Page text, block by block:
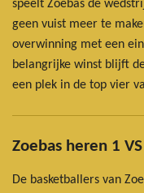
speelt Zoebas de
geen vuist meer te
overwinning met een
belangrijke winst blijft
een plek in de top vier
Zoebas heren 1
De basketballers van